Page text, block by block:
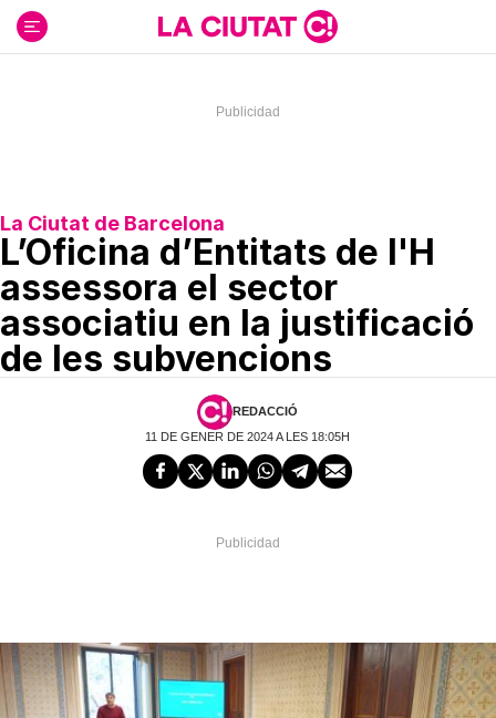
contenido
La Ciutat de Barcelona
L’Oficina d’Entitats de l'H
assessora el sector
associatiu en la justificació
de les subvencions
REDACCIÓ
11 DE GENER DE 2024 A LES 18:05H